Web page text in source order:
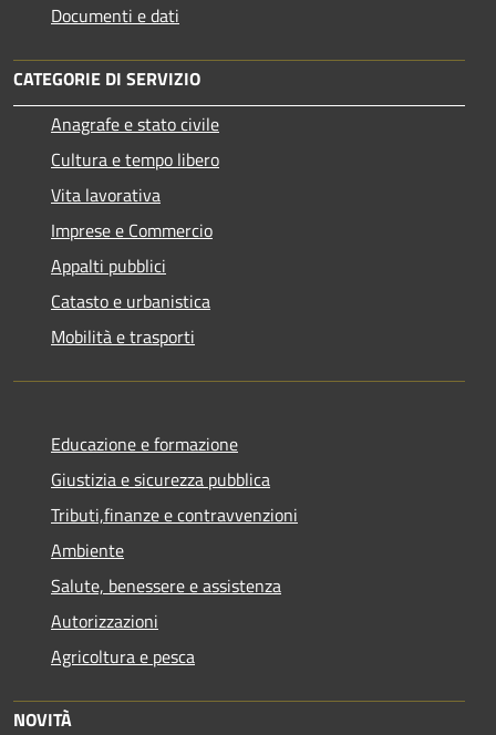
Documenti e dati
CATEGORIE DI SERVIZIO
Anagrafe e stato civile
Cultura e tempo libero
Vita lavorativa
Imprese e Commercio
Appalti pubblici
Catasto e urbanistica
Mobilità e trasporti
Educazione e formazione
Giustizia e sicurezza pubblica
Tributi,finanze e contravvenzioni
Ambiente
Salute, benessere e assistenza
Autorizzazioni
Agricoltura e pesca
NOVITÀ